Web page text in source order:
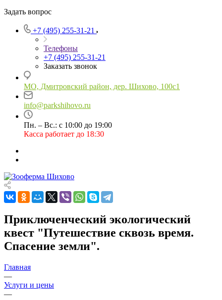
Задать вопрос
+7 (495) 255-31-21
Телефоны
+7 (495) 255-31-21
Заказать звонок
МО, Дмитровский район, дер. Шихово, 100с1
info@parkshihovo.ru
Пн. – Вс.: с 10:00 до 19:00
Касса работает до 18:30
Приключенческий экологический
квест "Путешествие сквозь время.
Спасение земли".
Главная
—
Услуги и цены
—